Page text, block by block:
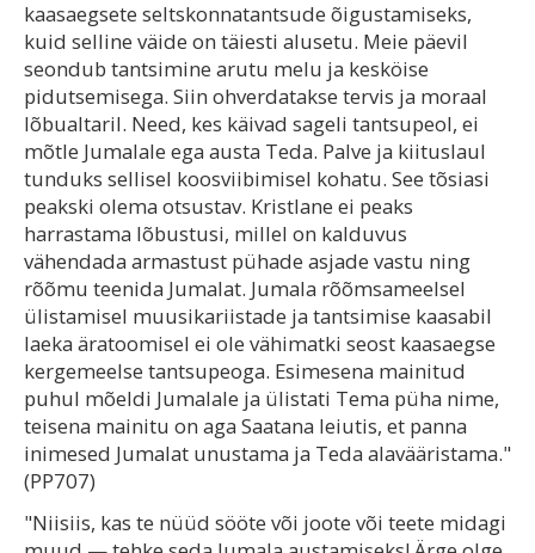
kaasaegsete seltskonnatantsude õigustamiseks,
kuid selline väide on täiesti alusetu. Meie päevil
seondub tantsimine arutu melu ja kesköise
pidutsemisega. Siin ohverdatakse tervis ja moraal
lõbualtaril. Need, kes käivad sageli tantsupeol, ei
mõtle Jumalale ega austa Teda. Palve ja kiituslaul
tunduks sellisel koosviibimisel kohatu. See tõsiasi
peakski olema otsustav. Kristlane ei peaks
harrastama lõbustusi, millel on kalduvus
vähendada armastust pühade asjade vastu ning
rõõmu teenida Jumalat. Jumala rõõmsameelsel
ülistamisel muusikariistade ja tantsimise kaasabil
laeka äratoomisel ei ole vähimatki seost kaasaegse
kergemeelse tantsupeoga. Esimesena mainitud
puhul mõeldi Jumalale ja ülistati Tema püha nime,
teisena mainitu on aga Saatana leiutis, et panna
inimesed Jumalat unustama ja Teda alavääristama."
(PP707)
"Niisiis, kas te nüüd sööte või joote või teete midagi